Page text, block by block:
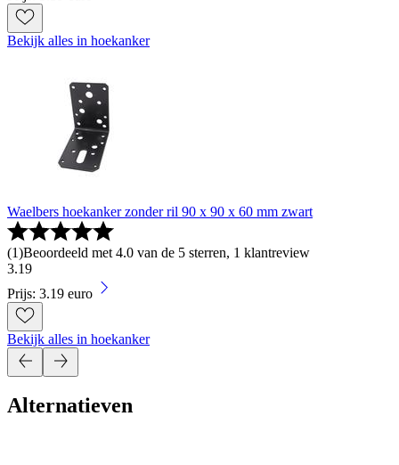
Bekijk alles in hoekanker
Waelbers hoekanker zonder ril 90 x 90 x 60 mm zwart
(1)Beoordeeld met 4.0 van de 5 sterren, 1 klantreview
3.19
Prijs: 3.19 euro
Bekijk alles in hoekanker
Alternatieven